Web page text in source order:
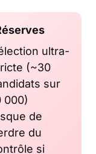
ultra-
(~30
sur
000)
de
du
si